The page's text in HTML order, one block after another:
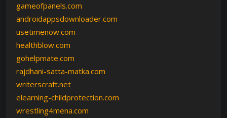
gameofpanels.com
androidappsdownloader.com
usetimenow.com
healthblow.com
gohelpmate.com
rajdhani-satta-matka.com
writerscraft.net
elearning-childprotection.com
wrestling4mena.com